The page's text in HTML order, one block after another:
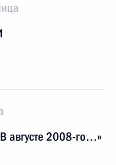
августе 2008-го…»